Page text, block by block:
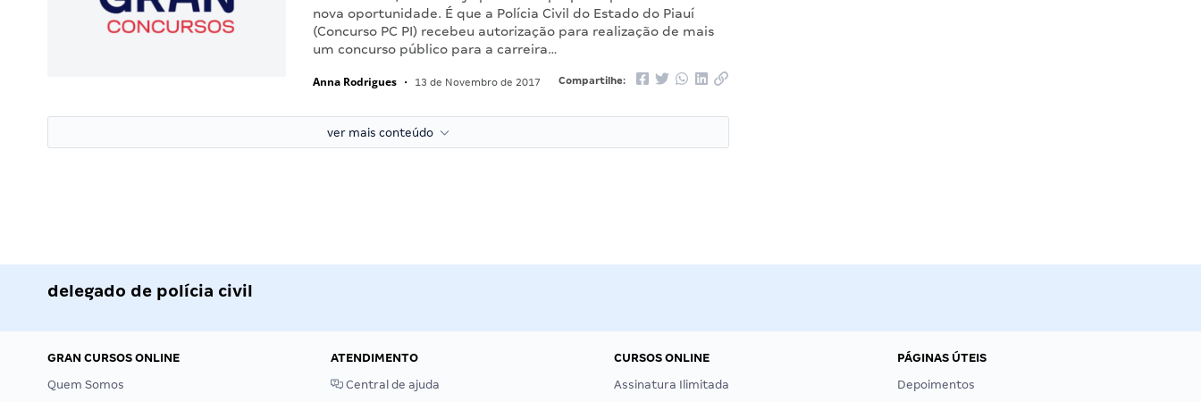
nova oportunidade. É que a Polícia Civil do Estado do Piauí
(Concurso PC PI) recebeu autorização para realização de mais
um concurso público para a carreira…
Anna Rodrigues • 13 de Novembro de 2017 Compartilhe:
ver mais conteúdo
delegado de polícia civil
GRAN CURSOS ONLINE
Quem Somos
ATENDIMENTO
Central de ajuda
CURSOS ONLINE
Assinatura Ilimitada
PÁGINAS ÚTEIS
Depoimentos